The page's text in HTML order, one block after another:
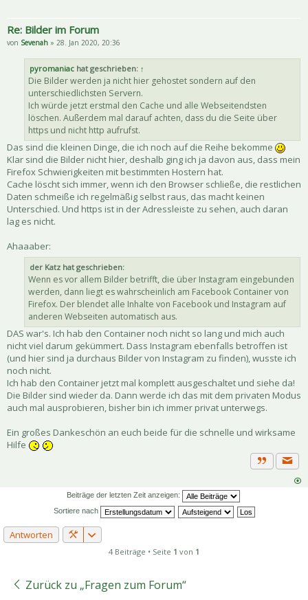
Re: Bilder im Forum
von Sevenah » 28. Jan 2020, 20:36
pyromaniac hat geschrieben: ↑
Die Bilder werden ja nicht hier gehostet sondern auf den
unterschiedlichsten Servern.
Ich würde jetzt erstmal den Cache und alle Webseitendsten
löschen. Außerdem mal darauf achten, dass du die Seite über
https und nicht http aufrufst.
Das sind die kleinen Dinge, die ich noch auf die Reihe bekomme
Klar sind die Bilder nicht hier, deshalb ging ich ja davon aus, dass mein
Firefox Schwierigkeiten mit bestimmten Hostern hat.
Cache löscht sich immer, wenn ich den Browser schließe, die restlichen
Daten schmeiße ich regelmäßig selbst raus, das macht keinen
Unterschied. Und https ist in der Adressleiste zu sehen, auch daran
lag es nicht.
Ahaaaber:
der Katz hat geschrieben:
Wenn es vor allem Bilder betrifft, die über Instagram eingebunden
werden, dann liegt es wahrscheinlich am Facebook Container von
Firefox. Der blendet alle Inhalte von Facebook und Instagram auf
anderen Webseiten automatisch aus.
DAS war's. Ich hab den Container noch nicht so lang und mich auch
nicht viel darum gekümmert. Dass Instagram ebenfalls betroffen ist
(und hier sind ja durchaus Bilder von Instagram zu finden), wusste ich
noch nicht.
Ich hab den Container jetzt mal komplett ausgeschaltet und siehe da!
Die Bilder sind wieder da. Dann werde ich das mit dem privaten Modus
auch mal ausprobieren, bisher bin ich immer privat unterwegs.
Ein großes Dankeschön an euch beide für die schnelle und wirksame
Hilfe
Zitat
Beiträge der letzten Zeit anzeigen:
Sortiere nach
Antworten
4 Beiträge • Seite 1 von 1
Zurück zu „Fragen zum Forum“